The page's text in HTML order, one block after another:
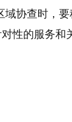
域协查时，
性的服务和